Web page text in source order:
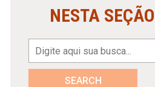
NESTA SEÇÃO
SEARCH